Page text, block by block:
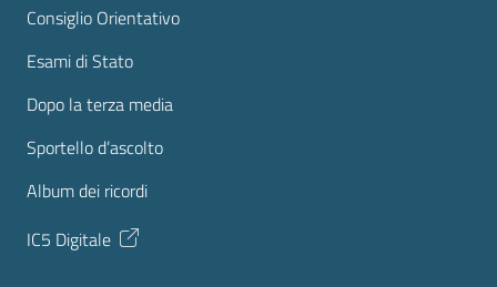
Consiglio Orientativo
Esami di Stato
Dopo la terza media
Sportello d’ascolto
Album dei ricordi
IC5 Digitale